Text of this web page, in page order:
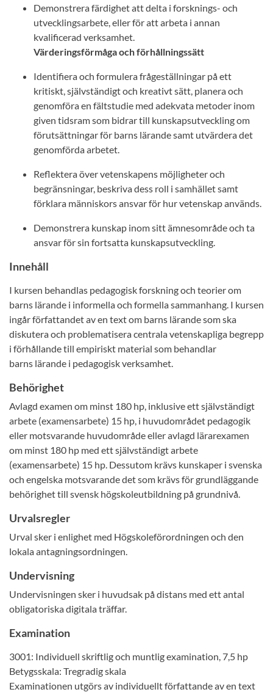
Demonstrera färdighet att delta i forsknings- och
utvecklingsarbete, eller för att arbeta i annan
kvalificerad verksamhet.
Värderingsförmåga och förhållningssätt
Identifiera och formulera frågeställningar på ett
kritiskt, självständigt och kreativt sätt, planera och
genomföra en fältstudie med adekvata metoder inom
given tidsram som bidrar till kunskapsutveckling om
förutsättningar för barns lärande samt utvärdera det
genomförda arbetet.
Reflektera över vetenskapens möjligheter och
begränsningar, beskriva dess roll i samhället samt
förklara människors ansvar för hur vetenskap används.
Demonstrera kunskap inom sitt ämnesområde och ta
ansvar för sin fortsatta kunskapsutveckling.
Innehåll
I kursen behandlas pedagogisk forskning och teorier om
barns lärande i informella och formella sammanhang. I kursen
ingår författandet av en text om barns lärande som ska
diskutera och problematisera centrala vetenskapliga begrepp
i förhållande till empiriskt material som behandlar
barns lärande i pedagogisk verksamhet.
Behörighet
Avlagd examen om minst 180 hp, inklusive ett självständigt
arbete (examensarbete) 15 hp, i huvudområdet pedagogik
eller motsvarande huvudområde eller avlagd lärarexamen
om minst 180 hp med ett självständigt arbete
(examensarbete) 15 hp. Dessutom krävs kunskaper i svenska
och engelska motsvarande det som krävs för grundläggande
behörighet till svensk högskoleutbildning på grundnivå.
Urvalsregler
Urval sker i enlighet med Högskoleförordningen och den
lokala antagningsordningen.
Undervisning
Undervisningen sker i huvudsak på distans med ett antal
obligatoriska digitala träffar.
Examination
3001: Individuell skriftlig och muntlig examination, 7,5 hp
Betygsskala: Tregradig skala
Examinationen utgörs av individuellt författande av en text